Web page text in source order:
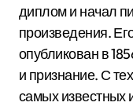
диплом и начал
произведения.
опубликован в
и признание. С
самых известных